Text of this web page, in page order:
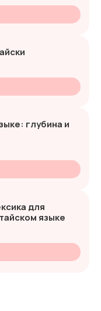
глубина и
для
языке